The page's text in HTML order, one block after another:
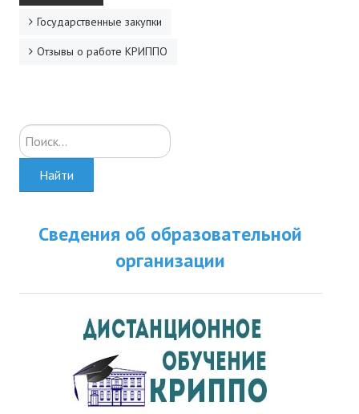
Государственные закупки
Отзывы о работе КРИППО
Искать...
Найти
Сведения об образовательной
организации